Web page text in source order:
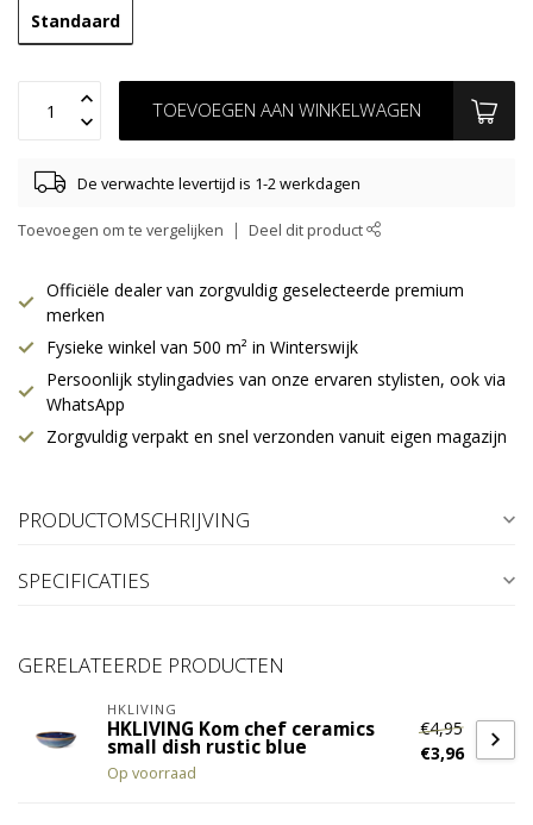
Standaard
TOEVOEGEN AAN WINKELWAGEN
De verwachte levertijd is 1-2 werkdagen
Toevoegen om te vergelijken Deel dit product
Officiële dealer van zorgvuldig geselecteerde premium
merken
Fysieke winkel van 500 m² in Winterswijk
Persoonlijk stylingadvies van onze ervaren stylisten, ook via
WhatsApp
Zorgvuldig verpakt en snel verzonden vanuit eigen magazijn
PRODUCTOMSCHRIJVING
SPECIFICATIES
GERELATEERDE PRODUCTEN
HKLIVING
HKLIVING Kom chef ceramics
small dish rustic blue
Op voorraad
€4,95
€3,96